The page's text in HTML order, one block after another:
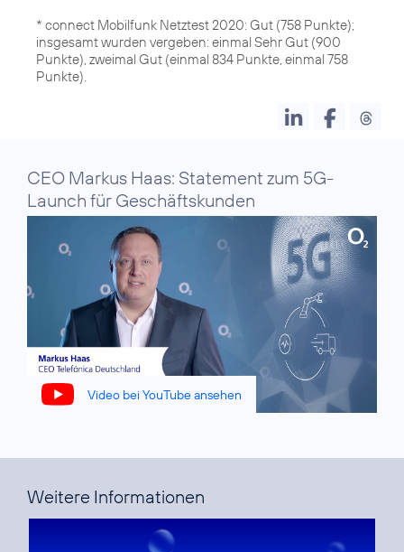
* connect Mobilfunk Netztest 2020: Gut (758 Punkte);
insgesamt wurden vergeben: einmal Sehr Gut (900
Punkte), zweimal Gut (einmal 834 Punkte, einmal 758
Punkte).
CEO Markus Haas: Statement zum 5G-
Launch für Geschäftskunden
Video bei YouTube ansehen
Weitere Informationen